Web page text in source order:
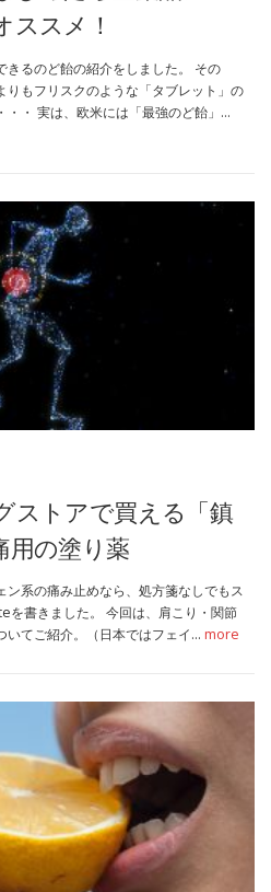
ススメ！
きるのど飴の紹介をしました。 その
もフリスクのような「タブレット」の
・・ 実は、欧米には「最強のど飴」…
ストアで買える「鎮
用の塗り薬
系の痛み止めなら、処方箋なしでもス
を書きました。 今回は、肩こり・関節
いてご紹介。（日本ではフェイ… more